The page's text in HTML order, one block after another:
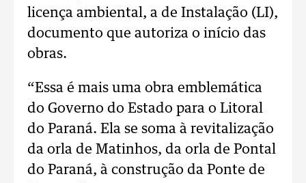
licença ambiental, a de Instalação (LI),
documento que autoriza o início das
obras.
“Essa é mais uma obra emblemática
do Governo do Estado para o Litoral
do Paraná. Ela se soma à revitalização
da orla de Matinhos, da orla de Pontal
do Paraná, à construção da Ponte de